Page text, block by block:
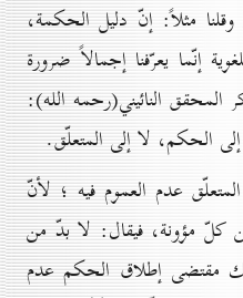
مثلاً: إنّ دليل الحكمة،
إنّما يعرّفنا إجمالاً ضرورة
المحقق النائيني(رحمه الله):
الحكم، لا إلى المتعلّق.
عدم العموم فيه ؛ لأنّ
كلّ مؤونة، فيقال: لا بدّ من
مقتضى إطلاق الحكم عدم